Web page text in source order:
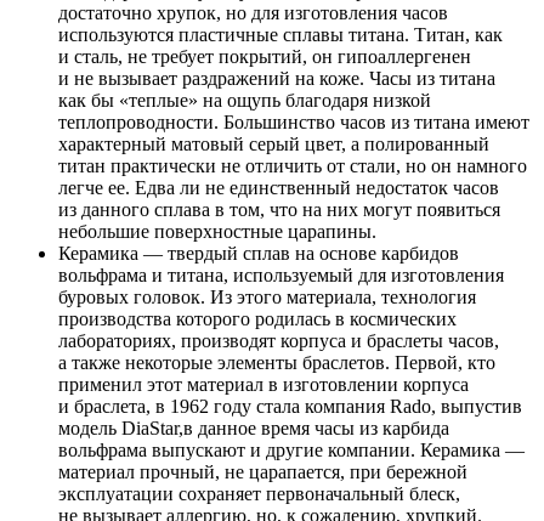
достаточно хрупок, но для изготовления часов
используются пластичные сплавы титана. Титан, как
и сталь, не требует покрытий, он гипоаллергенен
и не вызывает раздражений на коже. Часы из титана
как бы «теплые» на ощупь благодаря низкой
теплопроводности. Большинство часов из титана имеют
характерный матовый серый цвет, а полированный
титан практически не отличить от стали, но он намного
легче ее. Едва ли не единственный недостаток часов
из данного сплава в том, что на них могут появиться
небольшие поверхностные царапины.
Керамика — твердый сплав на основе карбидов
вольфрама и титана, используемый для изготовления
буровых головок. Из этого материала, технология
производства которого родилась в космических
лабораториях, производят корпуса и браслеты часов,
а также некоторые элементы браслетов. Первой, кто
применил этот материал в изготовлении корпуса
и браслета, в 1962 году стала компания Rado, выпустив
модель DiaStar,в данное время часы из карбида
вольфрама выпускают и другие компании. Керамика —
материал прочный, не царапается, при бережной
эксплуатации сохраняет первоначальный блеск,
не вызывает аллергию, но, к сожалению, хрупкий.